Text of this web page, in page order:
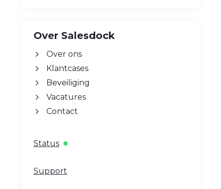
Over Salesdock
Over ons
Klantcases
Beveiliging
Vacatures
Contact
Status
Support